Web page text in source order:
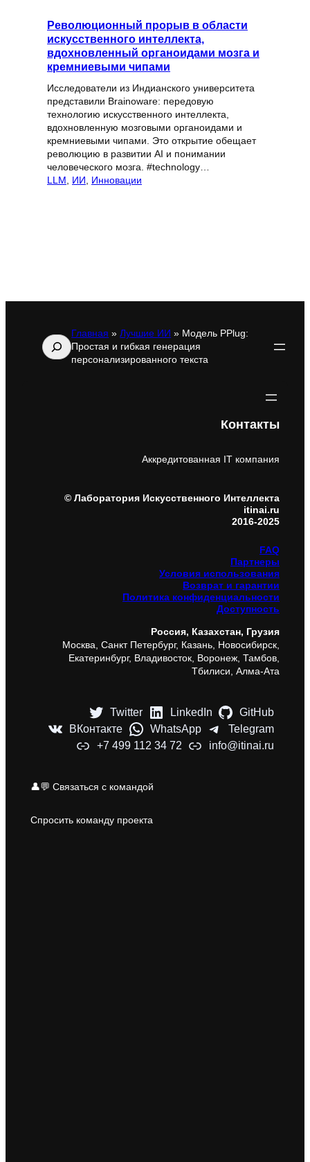
Революционный прорыв в области
искусственного интеллекта,
вдохновленный органоидами мозга и
кремниевыми чипами
Исследователи из Индианского университета
представили Brainoware: передовую
технологию искусственного интеллекта,
вдохновленную мозговыми органоидами и
кремниевыми чипами. Это открытие обещает
революцию в развитии AI и понимании
человеческого мозга. #technology…
LLM
ИИ Инновации
Поиск
Главная » Лучшие ИИ » Модель PPlug:
Простая и гибкая генерация
персонализированного текста
Контакты
Аккредитованная IT компания
© Лаборатория Искусственного Интеллекта
itinai.ru
2016-2025
FAQ
Партнеры
Условия использования
Возврат и гарантии
Политика конфиденциальности
Доступность
Россия, Казахстан, Грузия
Москва, Санкт Петербург, Казань, Новосибирск,
Екатеринбург, Владивосток, Воронеж, Тамбов,
Тбилиси, Алма-Ата
Twitter LinkedIn
GitHub
ВКонтакте
WhatsApp
Telegram
+7 499 112 34 72
info@itinai.ru
👤💬 Связаться с командой
Спросить команду проекта